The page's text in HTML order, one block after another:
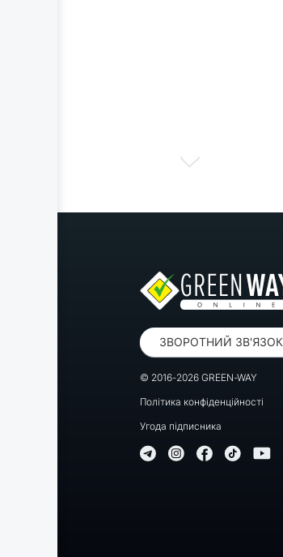
ЗВОРОТНИЙ ЗВ'ЯЗОК
© 2016-2026 GREEN-WAY
Політика конфіденційності
Угода підписника